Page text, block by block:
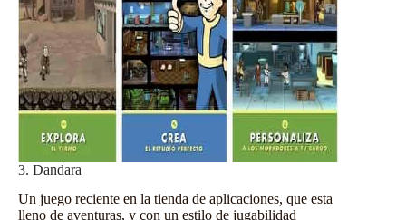
3. Dandara
Un juego reciente en la tienda de aplicaciones, que esta
lleno de aventuras, y con un estilo de jugabilidad